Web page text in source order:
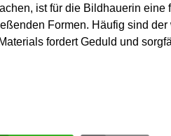
ist für die Bildhauerin
Formen. Häufig sind
fordert Geduld und